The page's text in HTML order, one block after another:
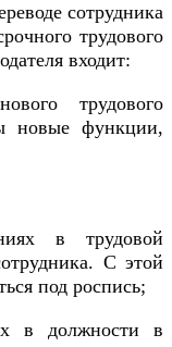
сотрудника
трудового
входит:
трудового
новые функции,
в трудовой
С этой
под роспись;
в должности в